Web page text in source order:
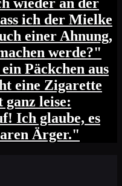
ich der Mielke
einer Ahnung,
werde?"
Päckchen aus
eine Zigarette
leise:
Ich glaube, es
Ärger."